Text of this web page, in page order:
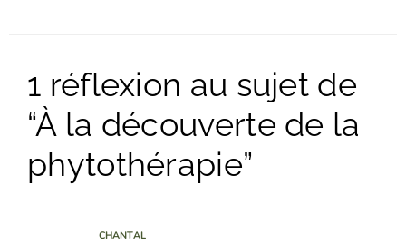
1 réflexion au sujet de
“À la découverte de la
phytothérapie”
CHANTAL